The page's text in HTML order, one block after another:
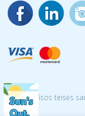
© 2026 Visos teisės